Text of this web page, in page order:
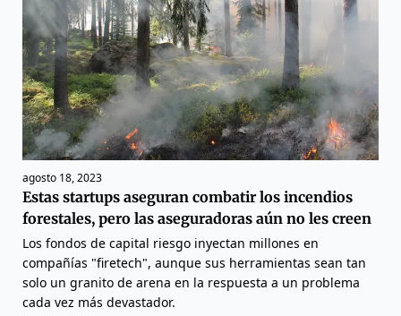
agosto 18, 2023
Estas startups aseguran combatir los incendios
forestales, pero las aseguradoras aún no les creen
Los fondos de capital riesgo inyectan millones en
compañías "firetech", aunque sus herramientas sean tan
solo un granito de arena en la respuesta a un problema
cada vez más devastador.